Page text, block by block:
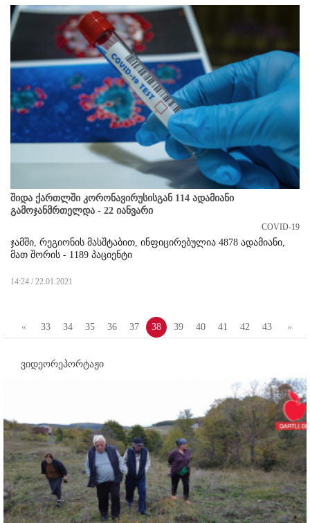
შიდა ქართლში კორონავირუსისგან 114 ადამიანი
გამოჯანმრთელდა - 22 იანვარი
COVID-19
ჯამში, რეგიონის მასშტაბით, ინფიცირებულია 4878 ადამიანი,
მათ შორის - 1189 პაციენტი
14:24 / 22.01.2021
« 33 34 35 36 37 38 39 40 41 42 43 »
ვიდეორეპორტაჟი